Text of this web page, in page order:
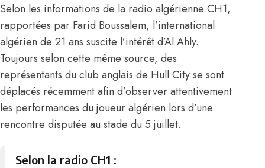
Selon les informations de la radio algérienne CH1,
rapportées par Farid Boussalem, l’international
algérien de 21 ans suscite l’intérêt d’Al Ahly.
Toujours selon cette même source, des
représentants du club anglais de Hull City se sont
déplacés récemment afin d’observer attentivement
les performances du joueur algérien lors d’une
rencontre disputée au stade du 5 juillet.
Selon la radio CH1 :